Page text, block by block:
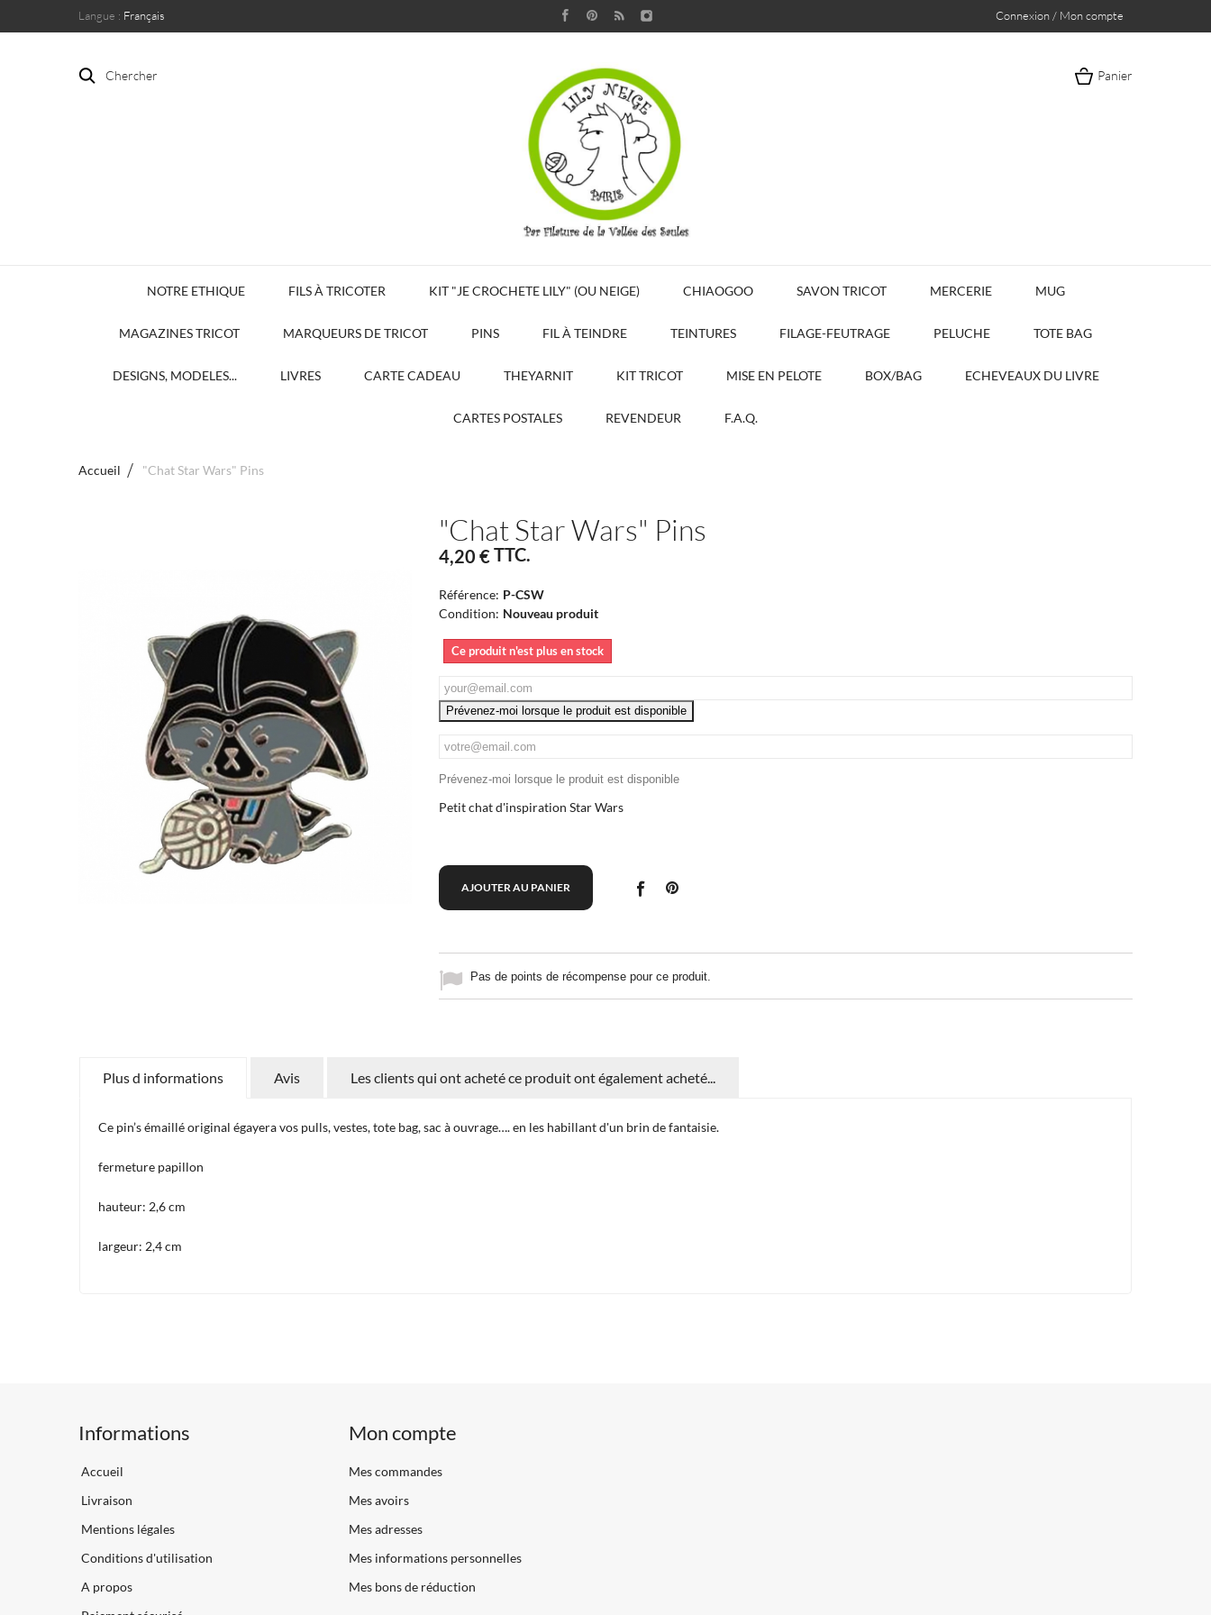
Langue : Français Connexion / Mon compte
Chercher Panier
NOTRE ETHIQUE FILS À TRICOTER KIT "JE CROCHETE LILY" (OU NEIGE) CHIAOGOO SAVON TRICOT MERCERIE MUG
MAGAZINES TRICOT MARQUEURS DE TRICOT PINS FIL À TEINDRE TEINTURES FILAGE-FEUTRAGE PELUCHE TOTE BAG
DESIGNS, MODELES... LIVRES CARTE CADEAU THEYARNIT KIT TRICOT MISE EN PELOTE BOX/BAG ECHEVEAUX DU LIVRE
CARTES POSTALES REVENDEUR F.A.Q.
Accueil "Chat Star Wars" Pins
"Chat Star Wars" Pins
4,20 €TTC.
Référence: P-CSW
Condition: Nouveau produit
Ce produit n'est plus en stock
Prévenez-moi lorsque le produit est disponible
Prévenez-moi lorsque le produit est disponible
Petit chat d'inspiration Star Wars
AJOUTER AU PANIER
Pas de points de récompense pour ce produit.
Plus d informations Avis Les clients qui ont acheté ce produit ont également acheté...
Ce pin’s émaillé original égayera vos pulls, vestes, tote bag, sac à ouvrage…. en les habillant d'un brin de fantaisie.
fermeture papillon
hauteur: 2,6 cm
largeur: 2,4 cm
Informations
Accueil
Livraison
Mentions légales
Conditions d'utilisation
A propos
Mon compte
Mes commandes
Mes avoirs
Mes adresses
Mes informations personnelles
Mes bons de réduction